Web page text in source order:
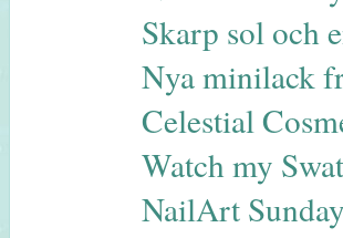
Skarp sol och
Nya minilack
Celestial
Watch my
NailArt